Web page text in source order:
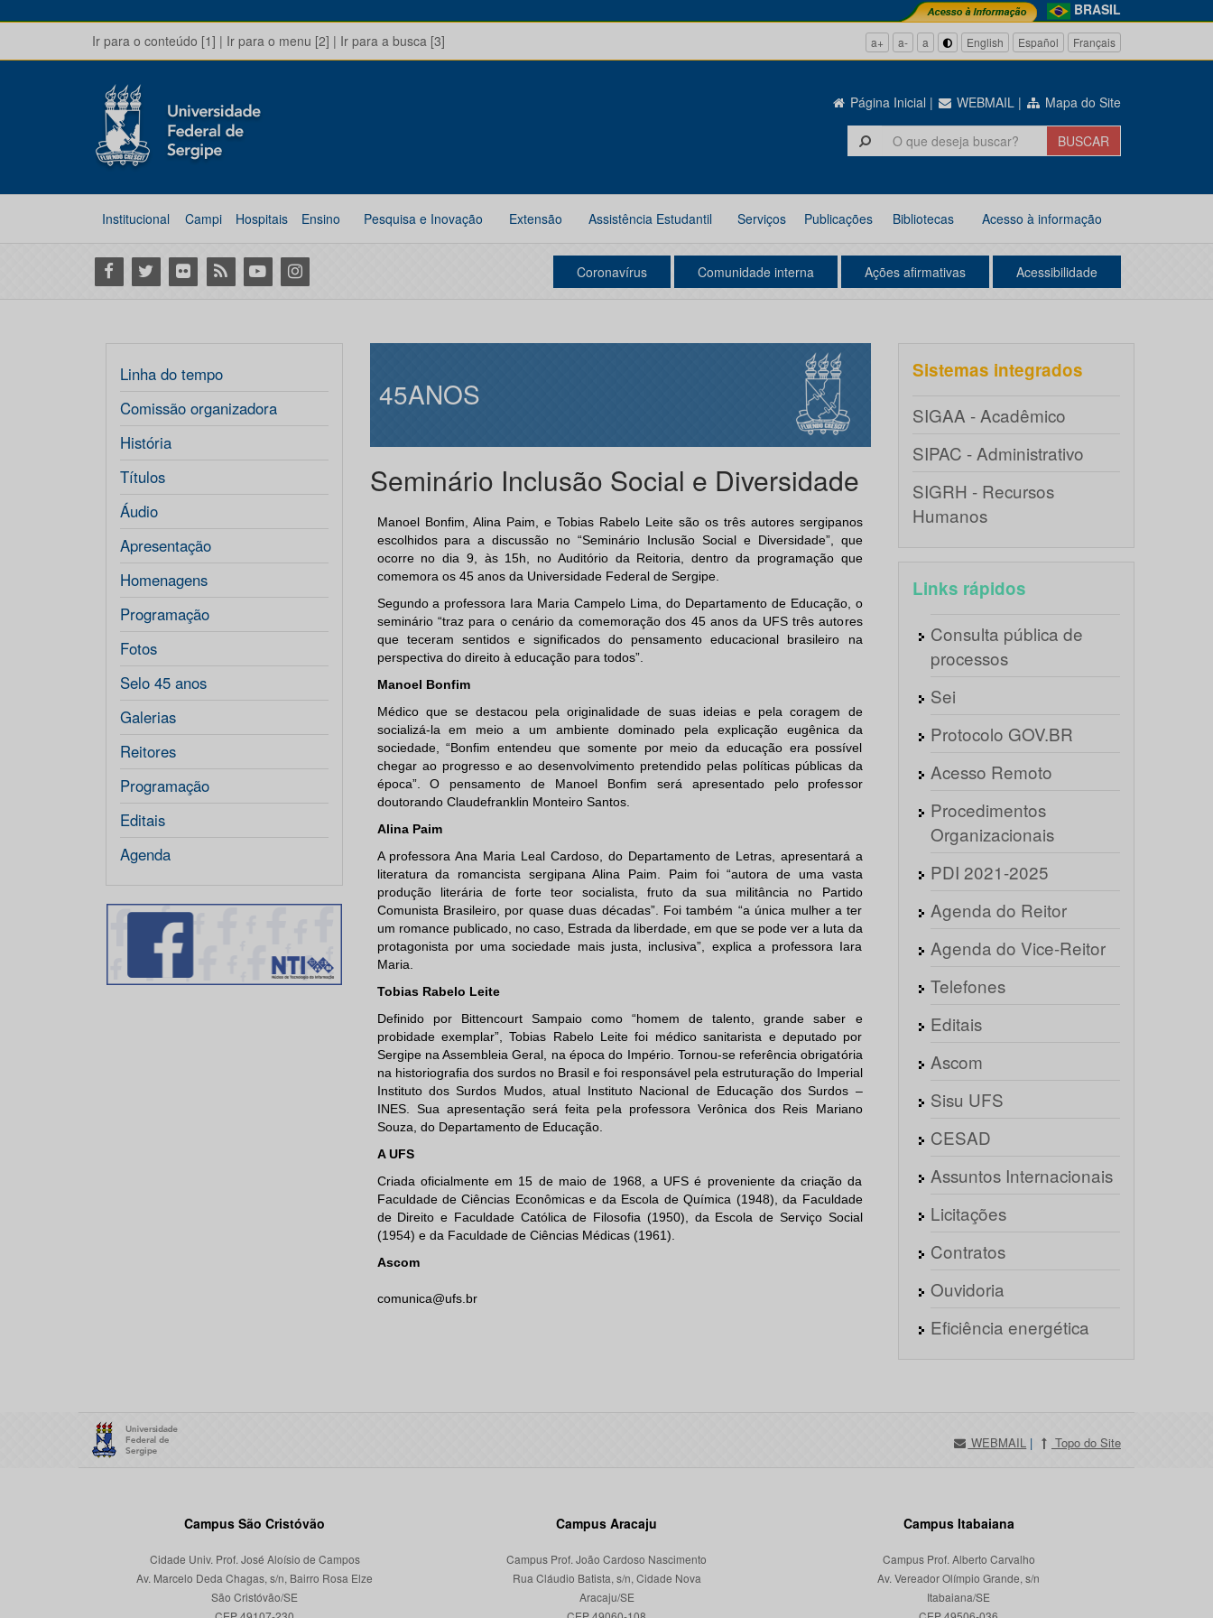
BRASIL
Ir para o conteúdo [1] | Ir para o menu [2] | Ir para a busca [3] a+ a- a English Español Français
Página Inicial | WEBMAIL | Mapa do Site
Institucional Campi Hospitais Ensino Pesquisa e Inovação Extensão Assistência Estudantil Serviços Publicações Bibliotecas Acesso à informação
Facebook
Twitter Flickr RSS YoutubeInstagram Coronavírus Comunidade interna Ações afirmativas Acessibilidade
Linha do tempo
Comissão organizadora
História
Títulos
Áudio
Apresentação
Homenagens
Programação
Fotos
Selo 45 anos
Galerias
Reitores
Programação
Editais
Agenda
45ANOS
Seminário Inclusão Social e Diversidade
Manoel Bonfim, Alina Paim, e Tobias Rabelo Leite são os três autores sergipanos
escolhidos para a discussão no “Seminário Inclusão Social e Diversidade”, que
ocorre no dia 9, às 15h, no Auditório da Reitoria, dentro da programação que
comemora os 45 anos da Universidade Federal de Sergipe.
Segundo a professora Iara Maria Campelo Lima, do Departamento de Educação, o
seminário “traz para o cenário da comemoração dos 45 anos da UFS três autores
que teceram sentidos e significados do pensamento educacional brasileiro na
perspectiva do direito à educação para todos”.
Manoel Bonfim
Médico que se destacou pela originalidade de suas ideias e pela coragem de
socializá-la em meio a um ambiente dominado pela explicação eugênica da
sociedade, “Bonfim entendeu que somente por meio da educação era possível
chegar ao progresso e ao desenvolvimento pretendido pelas políticas públicas da
época”. O pensamento de Manoel Bonfim será apresentado pelo professor
doutorando Claudefranklin Monteiro Santos.
Alina Paim
A professora Ana Maria Leal Cardoso, do Departamento de Letras, apresentará a
literatura da romancista sergipana Alina Paim. Paim foi “autora de uma vasta
produção literária de forte teor socialista, fruto da sua militância no Partido
Comunista Brasileiro, por quase duas décadas”. Foi também “a única mulher a ter
um romance publicado, no caso, Estrada da liberdade, em que se pode ver a luta da
protagonista por uma sociedade mais justa, inclusiva”, explica a professora Iara
Maria.
Tobias Rabelo Leite
Definido por Bittencourt Sampaio como “homem de talento, grande saber e
probidade exemplar”, Tobias Rabelo Leite foi médico sanitarista e deputado por
Sergipe na Assembleia Geral, na época do Império. Tornou-se referência obrigatória
na historiografia dos surdos no Brasil e foi responsável pela estruturação do Imperial
Instituto dos Surdos Mudos, atual Instituto Nacional de Educação dos Surdos –
INES. Sua apresentação será feita pela professora Verônica dos Reis Mariano
Souza, do Departamento de Educação.
A UFS
Criada oficialmente em 15 de maio de 1968, a UFS é proveniente da criação da
Faculdade de Ciências Econômicas e da Escola de Química (1948), da Faculdade
de Direito e Faculdade Católica de Filosofia (1950), da Escola de Serviço Social
(1954) e da Faculdade de Ciências Médicas (1961).
Ascom
comunica@ufs.br
Sistemas integrados
SIGAA - Acadêmico
SIPAC - Administrativo
SIGRH - Recursos
Humanos
Links rápidos
Consulta pública de
processos
Sei
Protocolo GOV.BR
Acesso Remoto
Procedimentos
Organizacionais
PDI 2021-2025
Agenda do Reitor
Agenda do Vice-Reitor
Telefones
Editais
Ascom
Sisu UFS
CESAD
Assuntos Internacionais
Licitações
Contratos
Ouvidoria
Eficiência energética
WEBMAIL | Topo do Site
Campus São Cristóvão
Cidade Univ. Prof. José Aloísio de Campos
Av. Marcelo Deda Chagas, s/n, Bairro Rosa Elze
São Cristóvão/SE
Campus Aracaju
Campus Prof. João Cardoso Nascimento
Rua Cláudio Batista, s/n, Cidade Nova
Aracaju/SE
Campus Itabaiana
Campus Prof. Alberto Carvalho
Av. Vereador Olímpio Grande, s/n
Itabaiana/SE